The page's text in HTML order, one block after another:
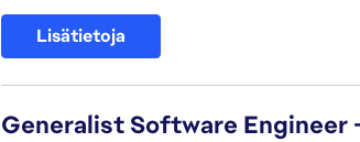
Lisätietoja
Generalist Software Engineer